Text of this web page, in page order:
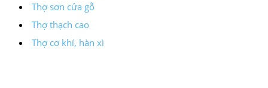
Thợ sơn cửa gỗ
Thợ thạch cao
Thợ cơ khí, hàn xì